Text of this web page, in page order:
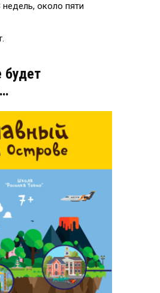
около пяти